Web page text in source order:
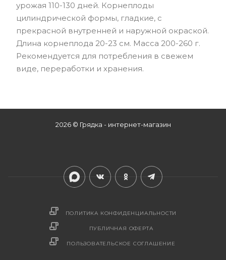
урожая 110-130 дней. Корнеплоды
цилиндрической формы, гладкие, с
прекрасной внутренней и наружной окраской.
Длина корнеплода 20-23 см. Масса 200-260 г.
Рекомендуется для потребления в свежем
виде, переработки и хранения.
2026 © Грядка - интернет-магазин
ПОЛИТИКА КОНФИДЕНЦИАЛЬНОСТИ
ПУБЛИЧНАЯ ОФЕРТА
ПОЛЬЗОВАТЕЛЬСКОЕ СОГЛАШЕНИЕ